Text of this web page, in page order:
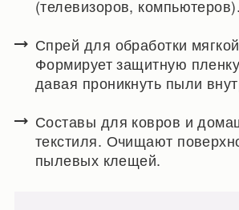
(телевизоров, компьютеров).
Спрей для обработки
Формирует защитную
давая проникнуть пыли
Составы для ковров и
текстиля. Очищают
пылевых клещей.